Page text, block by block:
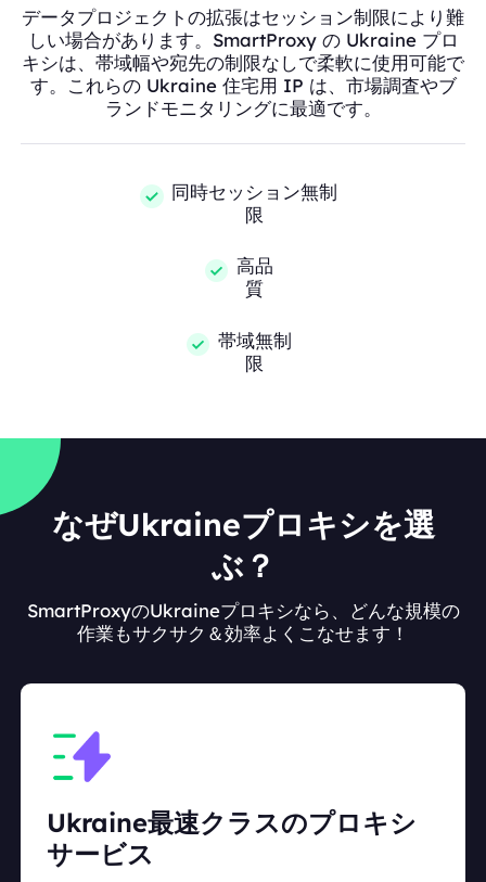
データプロジェクトの拡張はセッション制限により難
しい場合があります。SmartProxy の Ukraine プロ
キシは、帯域幅や宛先の制限なしで柔軟に使用可能で
す。これらの Ukraine 住宅用 IP は、市場調査やブ
ランドモニタリングに最適です。
同時セッション無制
限
高品
質
帯域無制
限
なぜUkraineプロキシを選
ぶ？
SmartProxyのUkraineプロキシなら、どんな規模の
作業もサクサク＆効率よくこなせます！
Ukraine最速クラスのプロキシ
サービス